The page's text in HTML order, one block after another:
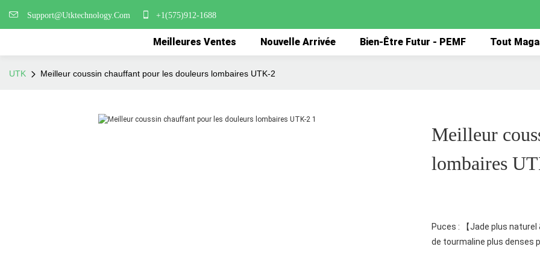
Support@Utktechnology.Com +1(575)912-1688
Meilleures Ventes Nouvelle Arrivée Bien-Être Futur - PEMF Tout
UTK Meilleur coussin chauffant pour les douleurs lombaires UTK-2
Meilleur
lombaires
Puces : 【Jade plus
de tourmaline plus denses